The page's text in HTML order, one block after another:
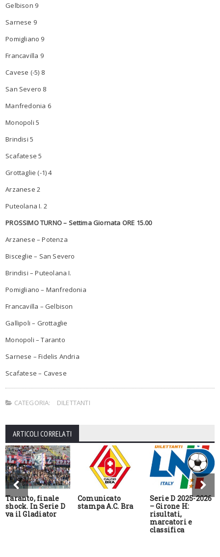
Gelbison 9
Sarnese 9
Pomigliano 9
Francavilla 9
Cavese (-5) 8
San Severo 8
Manfredonia 6
Monopoli 5
Brindisi 5
Scafatese 5
Grottaglie (-1) 4
Arzanese 2
Puteolana I. 2
PROSSIMO TURNO – Settima Giornata ORE 15.00
Arzanese – Potenza
Bisceglie – San Severo
Brindisi – Puteolana I.
Pomigliano – Manfredonia
Francavilla – Gelbison
Gallipoli – Grottaglie
Monopoli – Taranto
Sarnese – Fidelis Andria
Scafatese – Cavese
CATEGORIA: DILETTANTI
ARTICOLI CORRELATI
Taranto, finale
shock. In Serie D
va il Gladiator
Comunicato
stampa A.C. Bra
Serie D 2025-2026
– Girone H:
risultati,
marcatori e
classifica